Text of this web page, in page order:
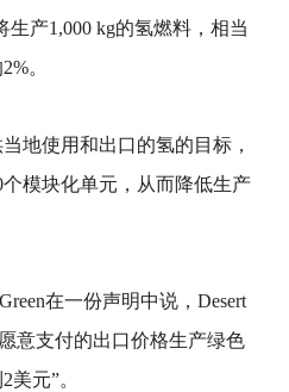
生产1,000 kg的氢燃料，相当
。
地使用和出口的氢的目标，
模块化单元，从而降低生产
在一份声明中说，Desert
意支付的出口价格生产绿色
元”。